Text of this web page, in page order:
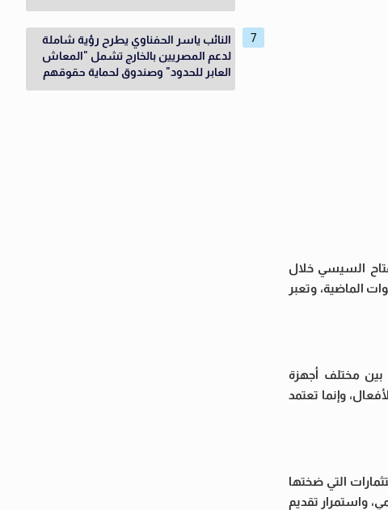
السيسي خلال
الماضية، وتعبر
بين مختلف أجهزة
وإنما تعتمد
التي ضختها
واستمرار تقديم
النائب ياسر الحفناوي يطرح رؤية شاملة
لدعم المصريين بالخارج تشمل "المعاش
العابر للحدود" وصندوق لحماية حقوقهم